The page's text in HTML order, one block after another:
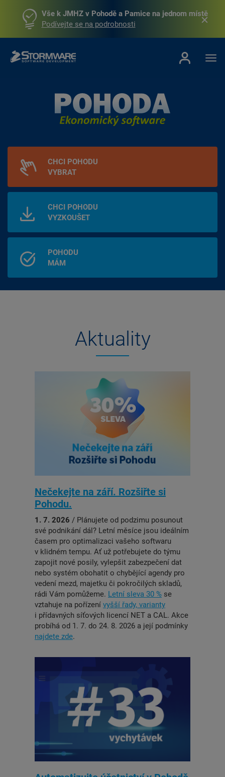
Vše k JMHZ v Pohodě a Pamice na jednom místě
Podívejte se na podrobnosti
CHCI POHODU
VYBRAT
CHCI POHODU
VYZKOUŠET
POHODU
MÁM
Aktuality
Nečekejte na září. Rozšiřte si
Pohodu.
1. 7. 2026 / Plánujete od podzimu posunout
své podnikání dál? Letní měsíce jsou ideálním
časem pro optimalizaci vašeho softwaru
v klidném tempu. Ať už potřebujete do týmu
zapojit nové posily, vylepšit zabezpečení dat
nebo systém obohatit o chybějící agendy pro
vedení mezd, majetku či pokročilých skladů,
rádi Vám pomůžeme. Letní sleva 30 % se
vztahuje na pořízení vyšší řady, varianty
i přídavných síťových licencí NET a CAL. Akce
probíhá od 1. 7. do 24. 8. 2026 a její podmínky
najdete zde.